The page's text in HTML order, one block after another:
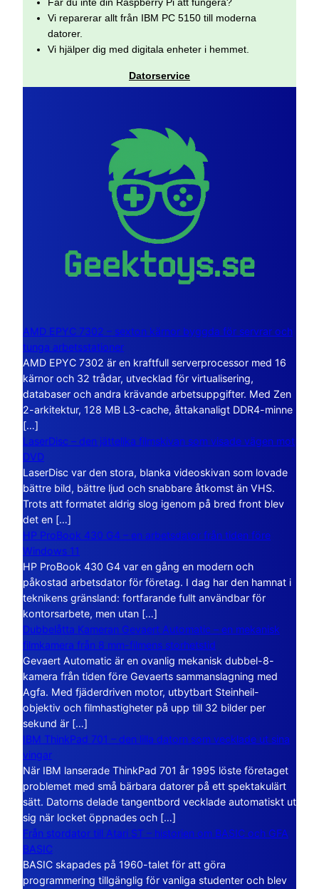
Får du inte din Raspberry Pi att fungera?
Vi reparerar allt från IBM PC 5150 till moderna
datorer.
Vi hjälper dig med digitala enheter i hemmet.
Datorservice
AMD EPYC 7302 – sexton kärnor byggda för servrar och
tunga arbetsstationer
AMD EPYC 7302 är en kraftfull serverprocessor med 16
kärnor och 32 trådar, utvecklad för virtualisering,
databaser och andra krävande arbetsuppgifter. Med Zen
2-arkitektur, 128 MB L3-cache, åttakanaligt DDR4-minne
[…]
LaserDisc – den jättelika filmskivan som visade vägen mot
DVD
LaserDisc var den stora, blanka videoskivan som lovade
bättre bild, bättre ljud och snabbare åtkomst än VHS.
Trots att formatet aldrig slog igenom på bred front blev
det en […]
HP ProBook 430 G4 – en arbetsdator från tiden före
Windows 11
HP ProBook 430 G4 var en gång en modern och
påkostad arbetsdator för företag. I dag har den hamnat i
teknikens gränsland: fortfarande fullt användbar för
kontorsarbete, men utan […]
Dubbelåtta Kameran Gevaert Automatic – en mekanisk
filmkamera från 8 mm-filmens storhetstid
Gevaert Automatic är en ovanlig mekanisk dubbel-8-
kamera från tiden före Gevaerts sammanslagning med
Agfa. Med fjäderdriven motor, utbytbart Steinheil-
objektiv och filmhastigheter på upp till 32 bilder per
sekund är […]
IBM ThinkPad 701 – den lilla datorn som vecklade ut sina
vingar
När IBM lanserade ThinkPad 701 år 1995 löste företaget
problemet med små bärbara datorer på ett spektakulärt
sätt. Datorns delade tangentbord vecklade automatiskt ut
sig när locket öppnades och […]
Från stordator till Atari ST – historien om BASIC och GFA
BASIC
BASIC skapades på 1960-talet för att göra
programmering tillgänglig för vanliga studenter och blev